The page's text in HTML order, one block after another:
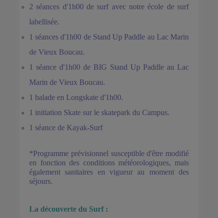
2 séances d'1h00 de surf avec notre école de surf
labellisée.
1 séances d'1h00 de Stand Up Paddle au Lac Marin
de Vieux Boucau.
1 séance d'1h00 de BIG Stand Up Paddle au Lac
Marin de Vieux Boucau.
1 balade en Longskate d'1h00.
1 initiation Skate sur le skatepark du Campus.
1 séance de Kayak-Surf
*Programme prévisionnel susceptible d'être modifié
en fonction des conditions météorologiques, mais
également sanitaires en vigueur au moment des
séjours.
La découverte du Surf :